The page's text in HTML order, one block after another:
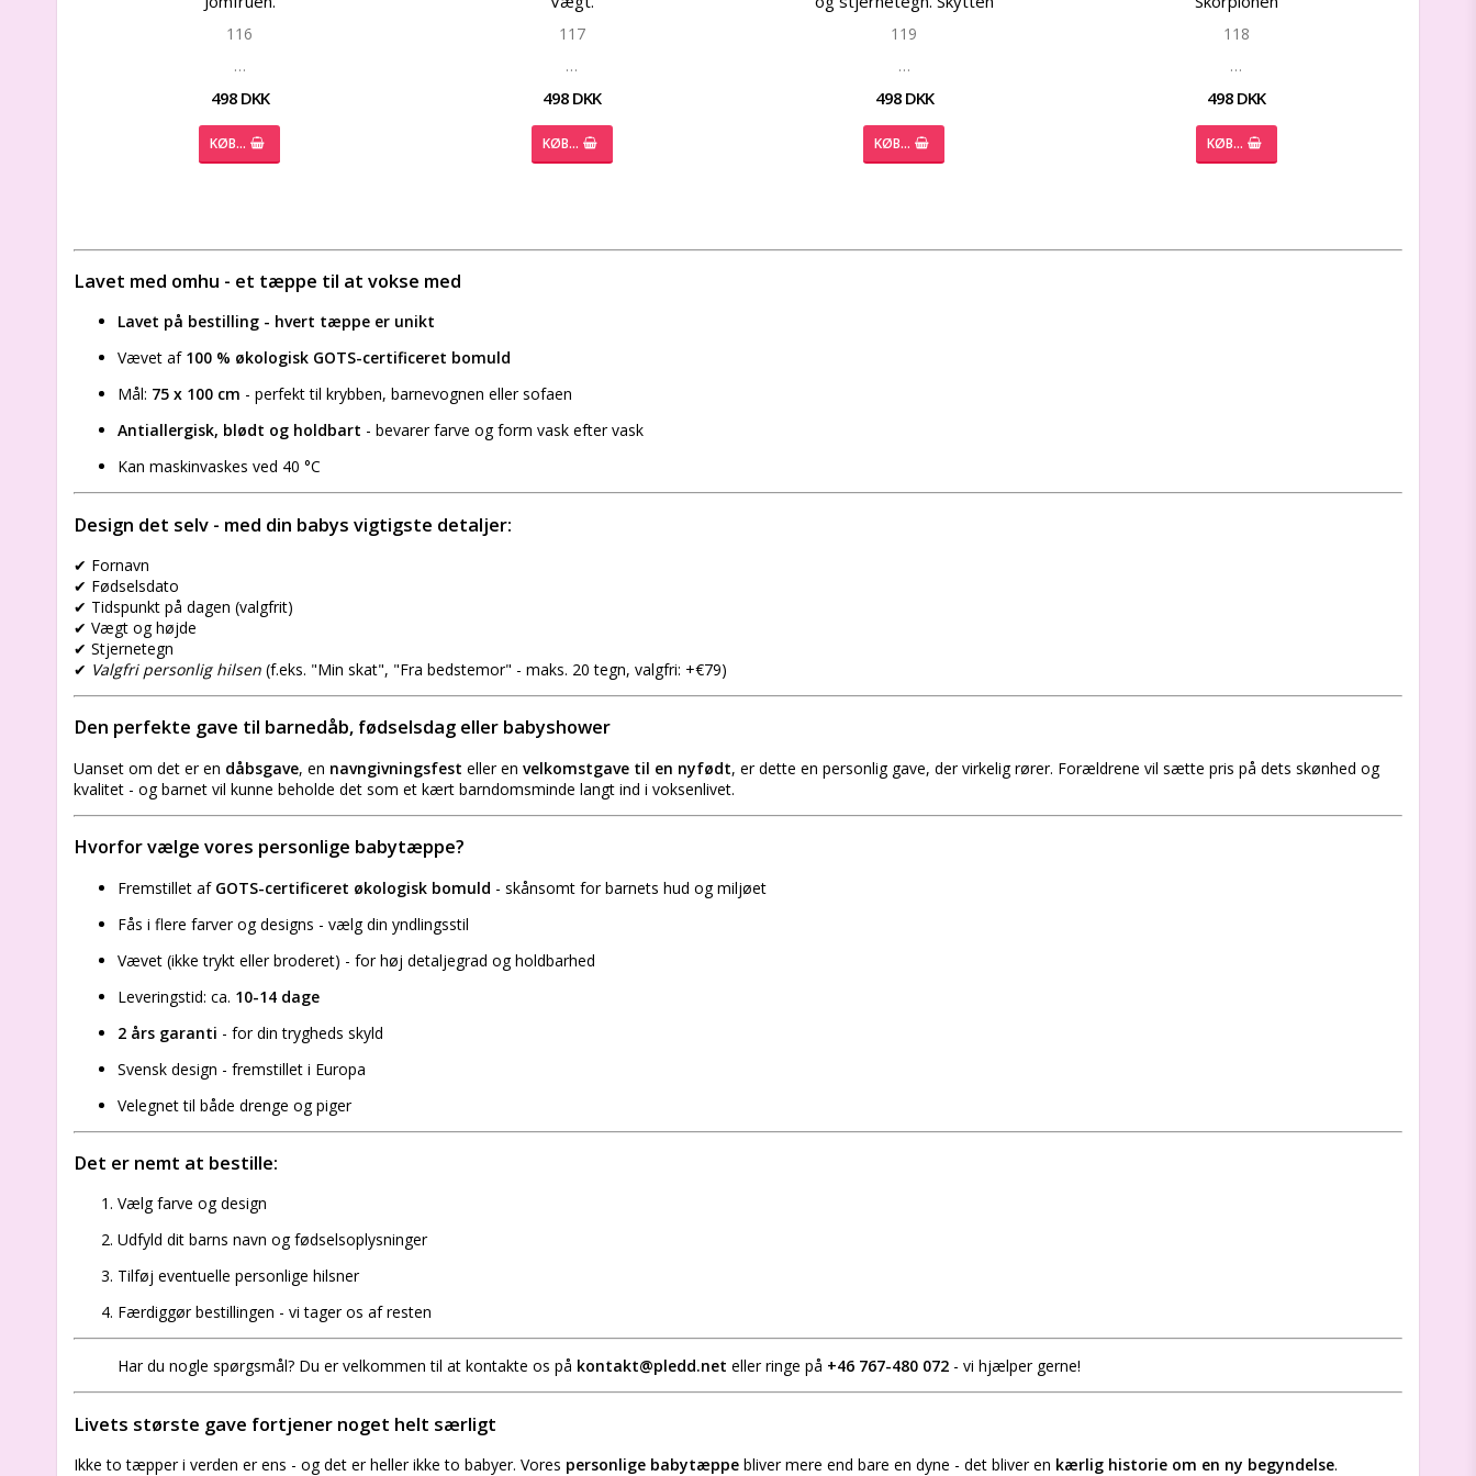
116
…
498 DKK
KØB…
117
…
498 DKK
KØB…
119
…
498 DKK
KØB…
118
…
498 DKK
KØB…
Lavet med omhu - et tæppe til at vokse med
Lavet på bestilling - hvert tæppe er unikt
Vævet af 100 % økologisk GOTS-certificeret bomuld
Mål: 75 x 100 cm - perfekt til krybben, barnevognen eller sofaen
Antiallergisk, blødt og holdbart - bevarer farve og form vask efter vask
Kan maskinvaskes ved 40 °C
Design det selv - med din babys vigtigste detaljer:
✔ Fornavn
✔ Fødselsdato
✔ Tidspunkt på dagen (valgfrit)
✔ Vægt og højde
✔ Stjernetegn
✔ Valgfri personlig hilsen (f.eks. "Min skat", "Fra bedstemor" - maks. 20 tegn, valgfri: +€79)
Den perfekte gave til barnedåb, fødselsdag eller babyshower
Uanset om det er en dåbsgave, en navngivningsfest eller en velkomstgave til en nyfødt, er dette en personlig gave, der virkelig rører. Forældrene vil sætte pris på dets skønhed og
kvalitet - og barnet vil kunne beholde det som et kært barndomsminde langt ind i voksenlivet.
Hvorfor vælge vores personlige babytæppe?
Fremstillet af GOTS-certificeret økologisk bomuld - skånsomt for barnets hud og miljøet
Fås i flere farver og designs - vælg din yndlingsstil
Vævet (ikke trykt eller broderet) - for høj detaljegrad og holdbarhed
Leveringstid: ca. 10-14 dage
2 års garanti - for din trygheds skyld
Svensk design - fremstillet i Europa
Velegnet til både drenge og piger
Det er nemt at bestille:
Vælg farve og design
Udfyld dit barns navn og fødselsoplysninger
Tilføj eventuelle personlige hilsner
Færdiggør bestillingen - vi tager os af resten
Har du nogle spørgsmål? Du er velkommen til at kontakte os på kontakt@pledd.net eller ringe på +46 767-480 072 - vi hjælper gerne!
Livets største gave fortjener noget helt særligt
Ikke to tæpper i verden er ens - og det er heller ikke to babyer. Vores personlige babytæppe bliver mere end bare en dyne - det bliver en kærlig historie om en ny begyndelse.